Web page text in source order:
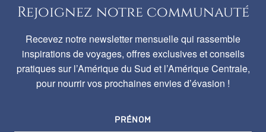
Rejoignez notre communauté
Recevez notre newsletter mensuelle qui rassemble
inspirations de voyages, offres exclusives et conseils
pratiques sur l’Amérique du Sud et l’Amérique Centrale,
pour nourrir vos prochaines envies d’évasion !
PRÉNOM